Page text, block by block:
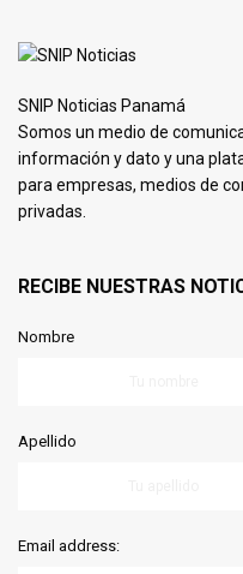
SNIP Noticias Panamá
Somos un medio de
información y dato y una
para empresas, medios de
privadas.
RECIBE NUESTRAS
Nombre
Apellido
Email address: